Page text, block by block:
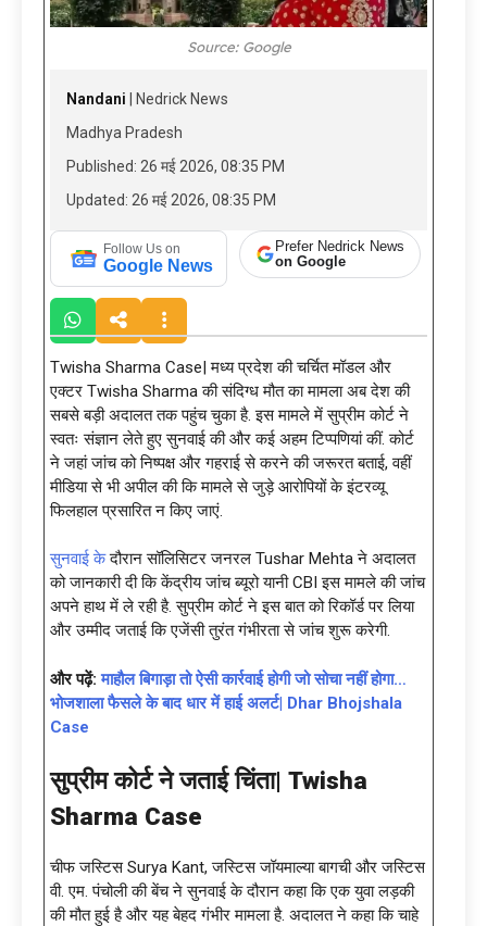
Source: Google
Nandani | Nedrick News
Madhya Pradesh
Published: 26 मई 2026, 08:35 PM
Updated: 26 मई 2026, 08:35 PM
Follow Us on
Google News
Prefer Nedrick News
on Google
Twisha Sharma Case| मध्य प्रदेश की चर्चित मॉडल और
एक्टर Twisha Sharma की संदिग्ध मौत का मामला अब देश की
सबसे बड़ी अदालत तक पहुंच चुका है. इस मामले में सुप्रीम कोर्ट ने
स्वतः संज्ञान लेते हुए सुनवाई की और कई अहम टिप्पणियां कीं. कोर्ट
ने जहां जांच को निष्पक्ष और गहराई से करने की जरूरत बताई, वहीं
मीडिया से भी अपील की कि मामले से जुड़े आरोपियों के इंटरव्यू
फिलहाल प्रसारित न किए जाएं.
सुनवाई केदौरान सॉलिसिटर जनरल Tushar Mehta ने अदालत
को जानकारी दी कि केंद्रीय जांच ब्यूरो यानी CBI इस मामले की जांच
अपने हाथ में ले रही है. सुप्रीम कोर्ट ने इस बात को रिकॉर्ड पर लिया
और उम्मीद जताई कि एजेंसी तुरंत गंभीरता से जांच शुरू करेगी.
और पढ़ें:माहौल बिगाड़ा तो ऐसी कार्रवाई होगी जो सोचा नहीं होगा…
भोजशाला फैसले के बाद धार में हाई अलर्ट| Dhar Bhojshala
Case
सुप्रीम कोर्ट ने जताई चिंता| Twisha
Sharma Case
चीफ जस्टिस Surya Kant, जस्टिस जॉयमाल्या बागची और जस्टिस
वी. एम. पंचोली की बेंच ने सुनवाई के दौरान कहा कि एक युवा लड़की
की मौत हुई है और यह बेहद गंभीर मामला है. अदालत ने कहा कि चाहे